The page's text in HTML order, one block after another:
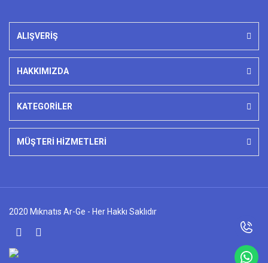
ALIŞVERİŞ
HAKKIMIZDA
KATEGORİLER
MÜŞTERİ HİZMETLERİ
2020 Mıknatıs Ar-Ge - Her Hakkı Saklıdır